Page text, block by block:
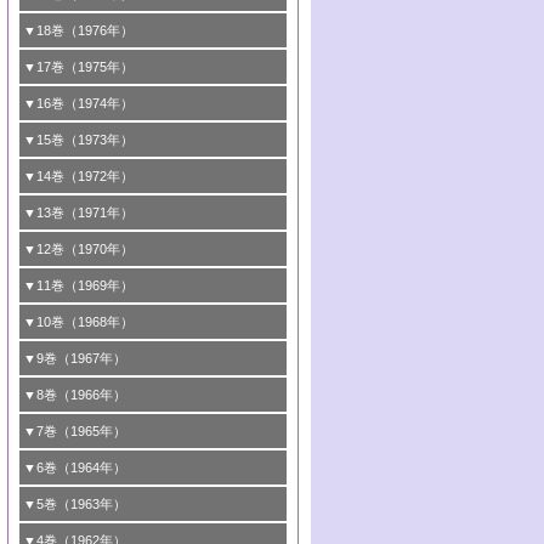
6号 <<通常号>>
6号 表面測定法の最近の進歩
4号 第46回触媒討論会
6号 資源・エネルギーと触媒
2号 均一系と不均一系における触媒作用の
か
3号 均一系と不均一系における触媒作用の
5号 均一系と不均一系における触媒作用の
6号 均一系と不均一系における触媒作用の
関連
2号 触媒利用の新しい展開
3号 新しい担体を求めて/触媒利用の新しい
展開
4号 第43回触媒討論会
5号 <<通常号>>
1号 第40回触媒討論会
2号 <<通常号>>
3号 <<通常号>>
4号 第41回触媒討論会
6号 触媒反応の分子レベルでのアプローチ
▼18巻（1976年）
1号 第38回触媒討論会
2号 <<通常号>>
3号 触媒寿命とその予測
4号 第39回触媒討論会
6号 <<通常号>>
▼17巻（1975年）
1号 第36回触媒討論会
2号 固体表面の新しい研究方法
3号 固体表面の新しい研究方法
4号 第37回触媒討論会
の反応性
▼16巻（1974年）
1号 第34回触媒討論会
2号 <<通常号>>
3号 <<通常号>>
4号 第35回触媒討論会
6号 シンポジウムエネルギー・資源・環境
▼15巻（1973年）
1号 第32回触媒討論会
2号 <<通常号>>
3号 触媒反応工学
4号 第33回触媒討論会
6号 環境問題
▼14巻（1972年）
1号 第30回触媒討論会
2号 新しい触媒とプロセス
3号 酵素触媒反応
4号 第31回触媒討論会
6号 <<通常号>>
▼13巻（1971年）
1号 第28回触媒討論会
2号 触媒研究法各論
3号 有機合成における錯体触媒
4号 第29回触媒討論会
6号 有機合成における錯体触媒
▼12巻（1970年）
1号 第26回触媒討論会
2号 触媒研究法
3号 <<通常号>>
4号 第27回触媒討論会
6号 <<通常号>>
▼11巻（1969年）
1号 第24回触媒討論会
2号 <<通常号>>
3号 <<通常号>>
4号 第25回触媒討論会
機構
▼10巻（1968年）
1号 <<通常号>>
2号 <<通常号>>
3号 <<通常号>>
4号 <<通常号>>
6号 第23回触媒討論会
▼9巻（1967年）
1号 <<通常号>>
2号 <<通常号>>
3号 <<通常号>>
4号 <<通常号>>
▼8巻（1966年）
1号 <<通常号>>
2号 <<通常号>>
3号 第19回触媒討論会
4号 <<通常号>>
▼7巻（1965年）
1号 第16回触媒討論会
2号 <<通常号>>
3号 第17回触媒討論会
▼6巻（1964年）
1号 第14回触媒討論会
2号 錯体触媒シンポジウム
▼5巻（1963年）
1号 <<通常号>>
▼4巻（1962年）